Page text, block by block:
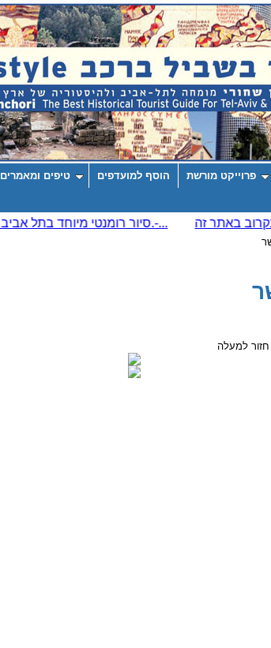
טיפים ומאמרים הוסף למועדפים פרוייקט מורשת
חזור למעלה